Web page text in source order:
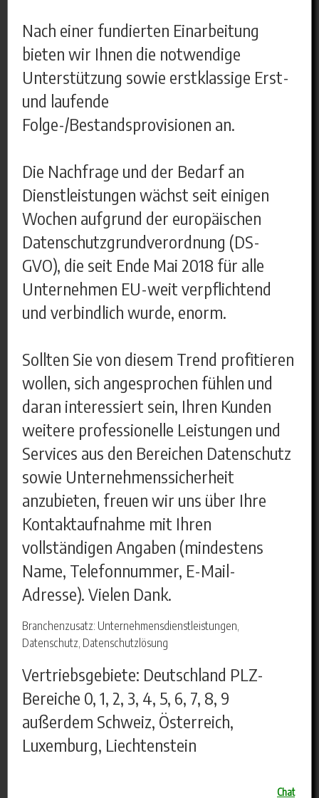
Nach einer fundierten Einarbeitung
bieten wir Ihnen die notwendige
Unterstützung sowie erstklassige Erst-
und laufende
Folge-/Bestandsprovisionen an.
Die Nachfrage und der Bedarf an
Dienstleistungen wächst seit einigen
Wochen aufgrund der europäischen
Datenschutzgrundverordnung (DS-
GVO), die seit Ende Mai 2018 für alle
Unternehmen EU-weit verpflichtend
und verbindlich wurde, enorm.
Sollten Sie von diesem Trend profitieren
wollen, sich angesprochen fühlen und
daran interessiert sein, Ihren Kunden
weitere professionelle Leistungen und
Services aus den Bereichen Datenschutz
sowie Unternehmenssicherheit
anzubieten, freuen wir uns über Ihre
Kontaktaufnahme mit Ihren
vollständigen Angaben (mindestens
Name, Telefonnummer, E-Mail-
Adresse). Vielen Dank.
Branchenzusatz: Unternehmensdienstleistungen,
Datenschutz, Datenschutzlösung
Vertriebsgebiete: Deutschland PLZ-
Bereiche 0, 1, 2, 3, 4, 5, 6, 7, 8, 9
außerdem Schweiz, Österreich,
Luxemburg, Liechtenstein
Chat